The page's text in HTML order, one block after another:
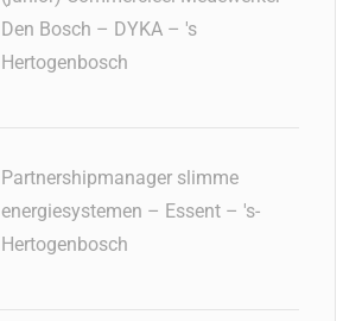
Den Bosch – DYKA – 's
Hertogenbosch
Partnershipmanager slimme
energiesystemen – Essent – 's-
Hertogenbosch